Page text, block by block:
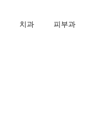
치과 피부과